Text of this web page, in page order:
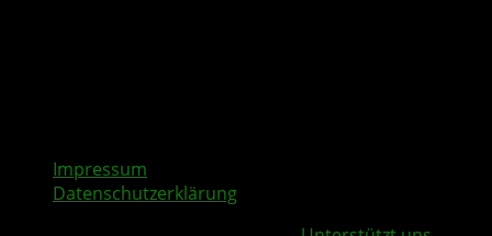
Impressum
Datenschutzerklärung